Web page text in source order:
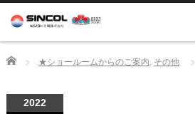
Home ★ショールームからのご案内, その他
2022